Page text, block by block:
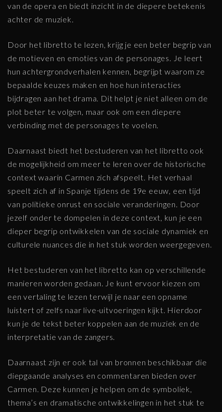
van de opera en biedt inzicht in de diepere betekenis
achter de muziek.
Door het libretto te lezen, krijg je een beter begrip van
de motieven en emoties van de personages. Je leert
hun achtergrondverhalen kennen, begrijpt waarom ze
bepaalde keuzes maken en hoe hun interacties
bijdragen aan het drama. Dit helpt je niet alleen om de
plot beter te volgen, maar ook om een diepere
verbinding met de personages te voelen.
Daarnaast biedt het bestuderen van het libretto ook
de mogelijkheid om meer te leren over de historische
context waarin Carmen zich afspeelt. Het verhaal
speelt zich af in Spanje tijdens de 19e eeuw, een tijd
van politieke onrust en sociale veranderingen. Door
jezelf onder te dompelen in deze context, kun je een
dieper begrip ontwikkelen van de sociale dynamiek en
culturele nuances die in het stuk worden weergegeven.
Het bestuderen van het libretto kan op verschillende
manieren worden gedaan. Je kunt ervoor kiezen om
een vertaling te lezen terwijl je naar een opname
luistert of zelfs naar live-uitvoeringen kijkt. Hierdoor
kun je de tekst beter koppelen aan de muziek en de
interpretatie van de zangers.
Daarnaast zijn er ook tal van bronnen beschikbaar die
diepgaande analyses en commentaren bieden over
Carmen. Deze kunnen je helpen om de symboliek,
thema’s en dramatische ontwikkelingen in het stuk te